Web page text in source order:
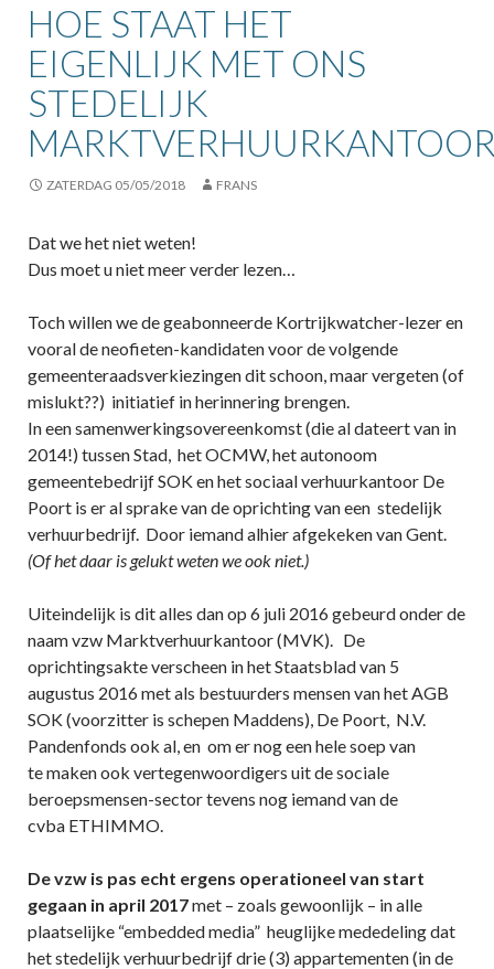
HOE STAAT HET
EIGENLIJK MET ONS
STEDELIJK
ZATERDAG 05/05/2018 FRANS
Dat we het niet weten!
Dus moet u niet meer verder lezen…
Toch willen we de geabonneerde Kortrijkwatcher-lezer en
vooral de neofieten-kandidaten voor de volgende
gemeenteraadsverkiezingen dit schoon, maar vergeten (of
mislukt??) initiatief in herinnering brengen.
In een samenwerkingsovereenkomst (die al dateert van in
2014!) tussen Stad, het OCMW, het autonoom
gemeentebedrijf SOK en het sociaal verhuurkantoor De
Poort is er al sprake van de oprichting van een stedelijk
verhuurbedrijf. Door iemand alhier afgekeken van Gent.
(Of het daar is gelukt weten we ook niet.)
Uiteindelijk is dit alles dan op 6 juli 2016 gebeurd onder de
naam vzw Marktverhuurkantoor (MVK). De
oprichtingsakte verscheen in het Staatsblad van 5
augustus 2016 met als bestuurders mensen van het AGB
SOK (voorzitter is schepen Maddens), De Poort, N.V.
Pandenfonds ook al, en om er nog een hele soep van
te maken ook vertegenwoordigers uit de sociale
beroepsmensen-sector tevens nog iemand van de
cvba ETHIMMO.
De vzw is pas echt ergens operationeel van start
gegaan in april 2017met – zoals gewoonlijk – in alle
plaatselijke “embedded media” heuglijke mededeling dat
het stedelijk verhuurbedrijf drie (3) appartementen (in de